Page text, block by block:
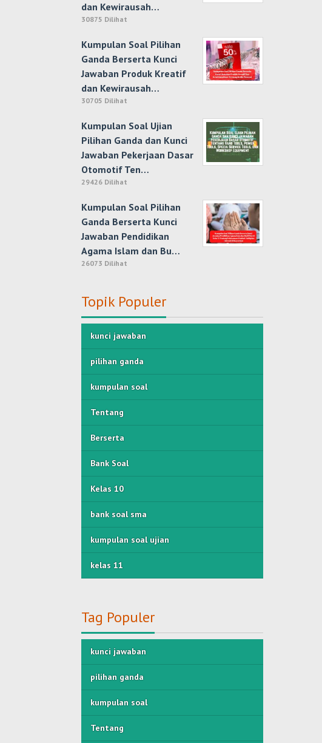
dan Kewirausah…
30875 Dilihat
Kumpulan Soal Pilihan
Ganda Berserta Kunci
Jawaban Produk Kreatif
dan Kewirausah…
30705 Dilihat
Kumpulan Soal Ujian
Pilihan Ganda dan Kunci
Jawaban Pekerjaan Dasar
Otomotif Ten…
29426 Dilihat
Kumpulan Soal Pilihan
Ganda Berserta Kunci
Jawaban Pendidikan
Agama Islam dan Bu…
26073 Dilihat
Topik Populer
kunci jawaban
pilihan ganda
kumpulan soal
Tentang
Berserta
Bank Soal
Kelas 10
bank soal sma
kumpulan soal ujian
kelas 11
Tag Populer
kunci jawaban
pilihan ganda
kumpulan soal
Tentang